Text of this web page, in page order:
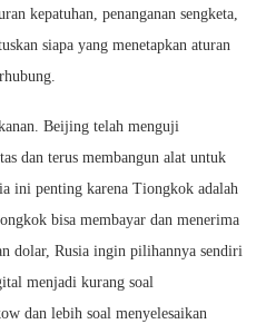
kepatuhan, penanganan sengketa,
siapa yang menetapkan aturan
Beijing telah menguji
dan terus membangun alat untuk
ini penting karena Tiongkok adalah
bisa membayar dan menerima
dolar, Rusia ingin pilihannya sendiri
menjadi kurang soal
dan lebih soal menyelesaikan